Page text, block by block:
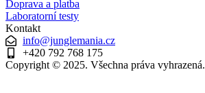
Doprava a platba
Laboratorní testy
Kontakt
info@junglemania.cz
+420 792 768 175
Copyright © 2025. Všechna práva vyhrazená.